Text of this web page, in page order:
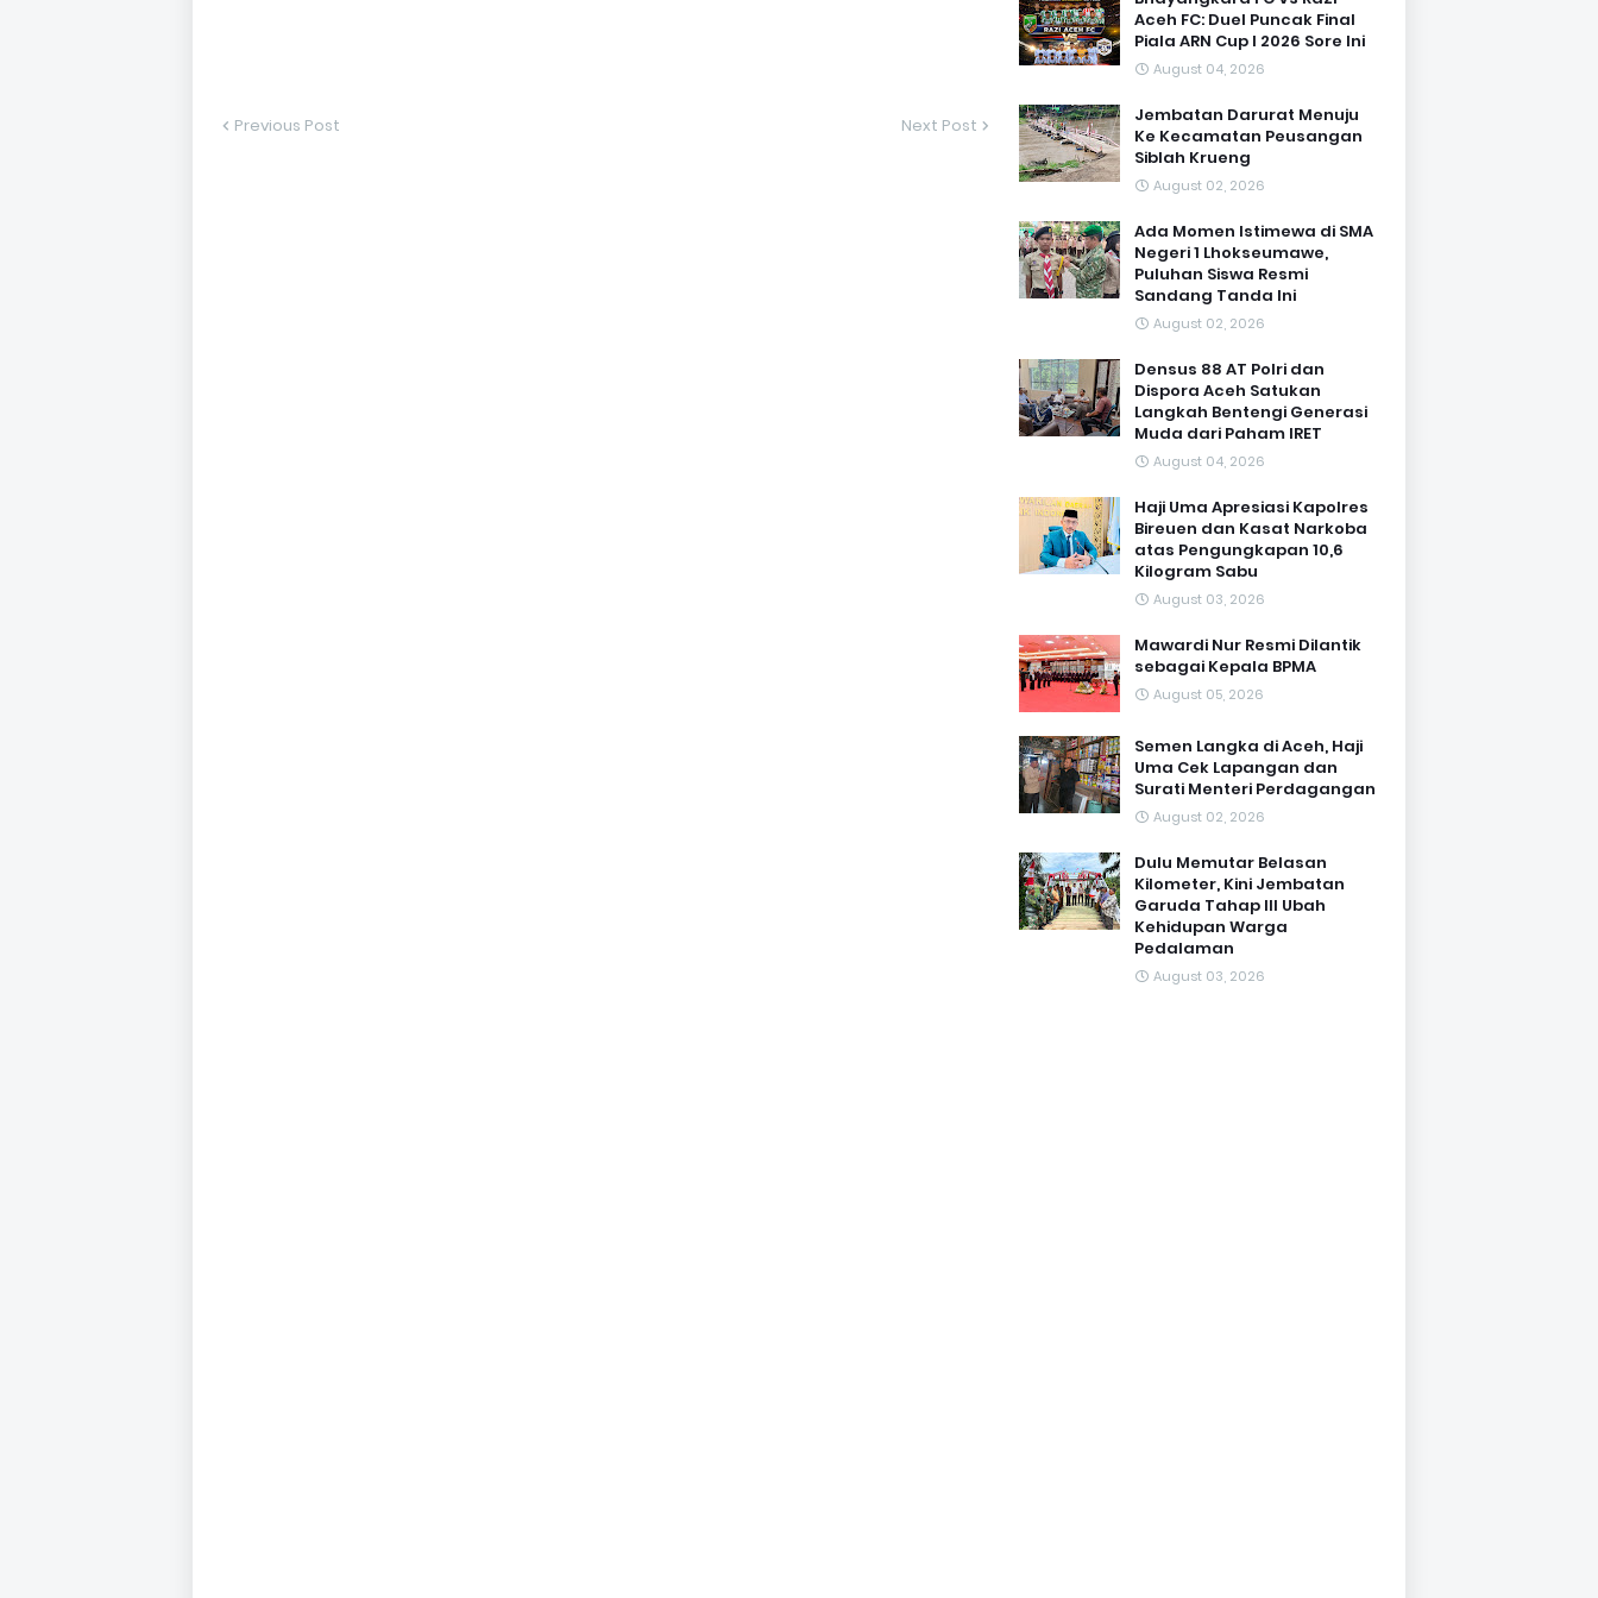
Previous Post Next Post
Aceh FC: Duel Puncak Final
Piala ARN Cup I 2026 Sore Ini
August 04, 2026
Jembatan Darurat Menuju
Ke Kecamatan Peusangan
Siblah Krueng
August 02, 2026
Ada Momen Istimewa di SMA
Negeri 1 Lhokseumawe,
Puluhan Siswa Resmi
Sandang Tanda Ini
August 02, 2026
Densus 88 AT Polri dan
Dispora Aceh Satukan
Langkah Bentengi Generasi
Muda dari Paham IRET
August 04, 2026
Haji Uma Apresiasi Kapolres
Bireuen dan Kasat Narkoba
atas Pengungkapan 10,6
Kilogram Sabu
August 03, 2026
Mawardi Nur Resmi Dilantik
sebagai Kepala BPMA
August 05, 2026
Semen Langka di Aceh, Haji
Uma Cek Lapangan dan
Surati Menteri Perdagangan
August 02, 2026
Dulu Memutar Belasan
Kilometer, Kini Jembatan
Garuda Tahap III Ubah
Kehidupan Warga
Pedalaman ‎
August 03, 2026